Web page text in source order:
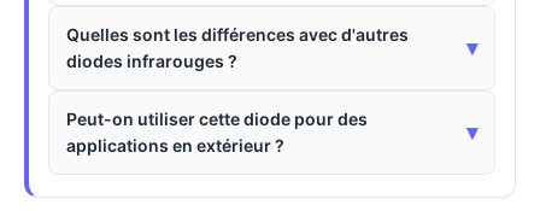
Quelles sont les différences avec d'autres
diodes infrarouges ?
▾
Peut-on utiliser cette diode pour des
applications en extérieur ?
▾